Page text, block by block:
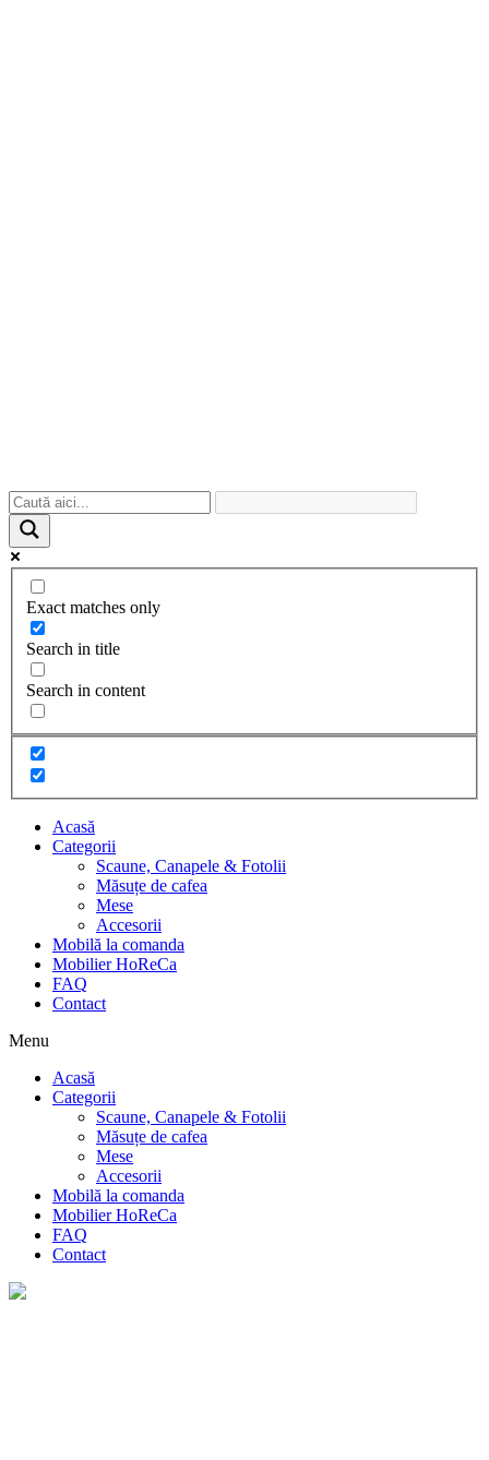
Exact matches only
Search in title
Search in content
Acasă
Categorii
Scaune, Canapele & Fotolii
Măsuțe de cafea
Mese
Accesorii
Mobilă la comanda
Mobilier HoReCa
FAQ
Contact
Menu
Acasă
Categorii
Scaune, Canapele & Fotolii
Măsuțe de cafea
Mese
Accesorii
Mobilă la comanda
Mobilier HoReCa
FAQ
Contact